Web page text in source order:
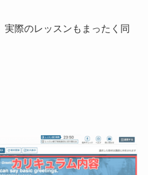
実際のレッスンもまったく同